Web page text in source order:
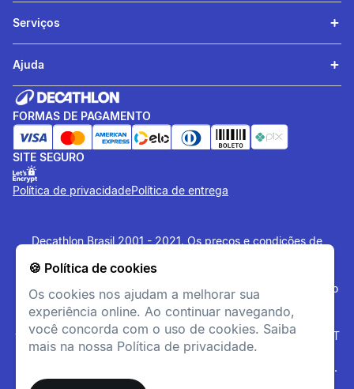
🍪 Política de cookies
Os cookies nos ajudam a melhorar sua
experiência online. Ao continuar navegando,
você concorda com o uso de cookies. Saiba
mais na nossa Política de privacidade.
Serviços
Ajuda
FORMAS DE PAGAMENTO
SITE SEGURO
Política de privacidadePolítica de entrega
Decathlon Brasil 2001 - 2021. Os preços e condições de
lojas físicas. Os artigos disponibilizados no site tem estoque
limitado, sujeito à disponibilidade no momento da confirmação
do pagamento. Vendas sujeitas a análise e confirmação de
dados. O site www.decathlon.com.bre
www.decathlonpro.com.br são administrados por: IGUASPORT
LTDA CNPJ 02.314.041/0021-21. Rua AV. Cerqueira César
Coimbra, 626, Alphaville Industrial, Barueri - SP - 06465-090.
Todos os Direitos Reservados. Copyright - 2021.